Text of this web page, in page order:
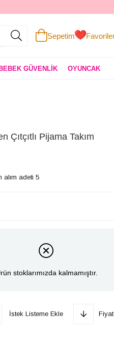
Sepetim
GÜVENLİK OYUNCAK
Çıtçıtlı Pijama Takım
alım adeti 5
stoklarımızda kalmamıştır.
İstek Listeme Ekle